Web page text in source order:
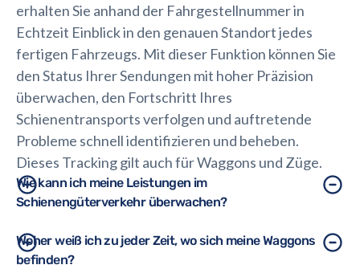
erhalten Sie anhand der Fahrgestellnummer in
Echtzeit Einblick in den genauen Standort jedes
fertigen Fahrzeugs. Mit dieser Funktion können Sie
den Status Ihrer Sendungen mit hoher Präzision
überwachen, den Fortschritt Ihres
Schienentransports verfolgen und auftretende
Probleme schnell identifizieren und beheben.
Dieses Tracking gilt auch für Waggons und Züge.
Wie kann ich meine Leistungen im
Schienengüterverkehr überwachen?
Unsere Dashboards sind so konzipiert, dass sie einen
Woher weiß ich zu jeder Zeit, wo sich meine Waggons
befinden?